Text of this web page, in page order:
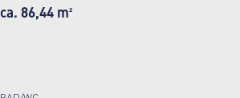
ca. 86,44 m²